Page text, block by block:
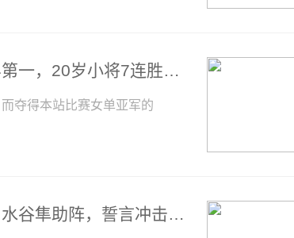
最新世界排名：孙颖莎牢牢占据世界第一，20岁小将7连胜夺亚军排名76
夺得本站比赛女单亚军的
二张联手？张继科和张本智和联手，水谷隼助阵，誓言冲击巴黎奥运会男单冠军？